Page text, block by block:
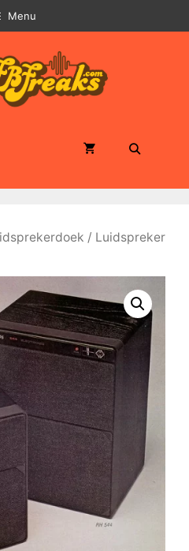
Menu
/ Luidspreker